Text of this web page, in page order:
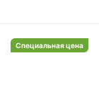
Специальная цена